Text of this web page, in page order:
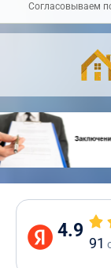
Согласовываем
4.9
91